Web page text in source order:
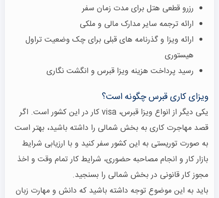
رزرو قطعی هتل برای مدت زمان سفر
ارائه ترجمه سایر مدارک مالی و ملکی
ارائه ویزا و گذرنامه های قبلی برای چک وضعیت تراول
هیستوری
رسید پرداخت هزینه ویزا قبرس و انگشت نگاری
ویزای کاری قبرس چگونه است؟
یکی دیگر از انواع ویزا قبرس، visa کار در این کشور است. اگر
قصد مهاجرت کاری به بخش شمالی را داشته باشید، بهتر است
به صورت توریستی به این کشور سفر کنید و با ارزیابی شرایط
بازار کار و انجام مصاحبه حضوری، شرایط کار تمام وقت و اخذ
مجوز کار قانونی در بخش شمالی را بسنجید.
باید به این موضوع توجه داشته باشید که دانش و مهارت زبان